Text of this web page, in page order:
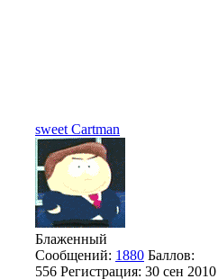
sweet Cartman
Блаженный
Сообщений: 1880 Баллов:
556 Регистрация: 30 сен 2010